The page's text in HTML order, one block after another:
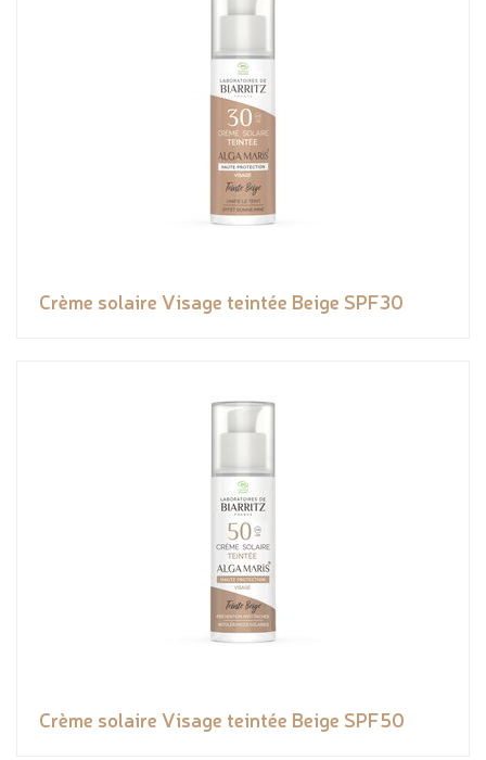
Crème solaire Visage teintée Beige SPF30
Crème solaire Visage teintée Beige SPF50